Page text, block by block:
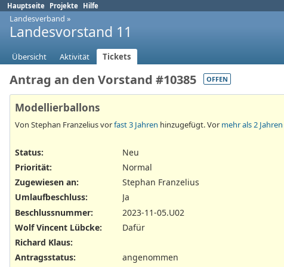
Hauptseite Projekte Hilfe
Landesverband »
Landesvorstand 11
Übersicht Aktivität Tickets
Antrag an den Vorstand #10385 OFFEN
Modellierballons
Von Stephan Franzelius vorfast 3 Jahren hinzugefügt. Vor mehr als 2 Jahren
Status:
Neu
Priorität:
Normal
Zugewiesen an:
Stephan Franzelius
Umlaufbeschluss:
Ja
Beschlussnummer:
2023-11-05.U02
Wolf Vincent Lübcke:
Dafür
Richard Klaus:
Antragsstatus: angenommen